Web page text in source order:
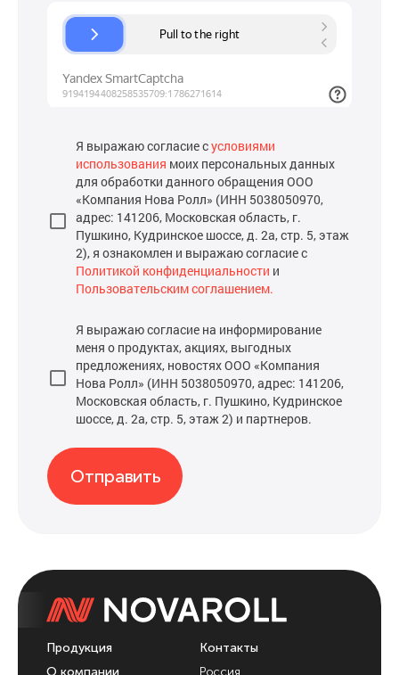
Я выражаю согласие сусловиями
использования моих персональных данных
для обработки данного обращения ООО
«Компания Нова Ролл» (ИНН 5038050970,
адрес: 141206, Московская область, г.
Пушкино, Кудринское шоссе, д. 2а, стр. 5, этаж
2), я ознакомлен и выражаю согласие с
Политикой конфиденциальности и
Пользовательским соглашением.
Я выражаю согласие на информирование
меня о продуктах, акциях, выгодных
предложениях, новостях ООО «Компания
Нова Ролл» (ИНН 5038050970, адрес: 141206,
Московская область, г. Пушкино, Кудринское
шоссе, д. 2а, стр. 5, этаж 2) и партнеров.
Отправить
Продукция
О компании
Контакты
Россия